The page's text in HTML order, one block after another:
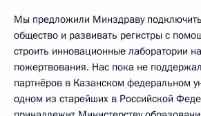
Мы предложили Минздраву
общество и развивать регистры с
строить инновационные лаборатории
пожертвования. Нас пока не
партнёров в Казанском федеральном
одном из старейших в Российской